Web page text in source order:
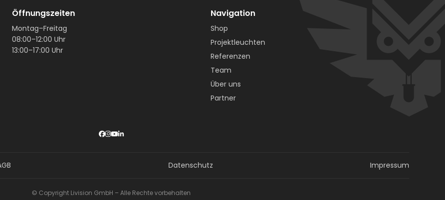
Öffnungszeiten
Montag–Freitag
08:00–12:00 Uhr
13:00–17:00 Uhr
Navigation
Shop
Projektleuchten
Referenzen
Team
Über uns
Partner
Datenschutz Impressum
© Copyright Livision GmbH – Alle Rechte vorbehalten